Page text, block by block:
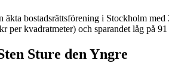
äkta bostadsrättsförening i Stockholm med
per kvadratmeter) och sparandet låg på
Sture den Yngre